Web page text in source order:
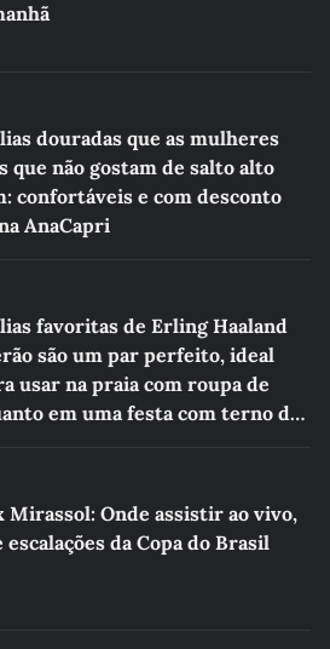
douradas que as mulheres
que não gostam de salto alto
confortáveis e com desconto
AnaCapri
favoritas de Erling Haaland
são um par perfeito, ideal
usar na praia com roupa de
em uma festa com terno de
Mirassol: Onde assistir ao vivo,
da Copa do Brasil